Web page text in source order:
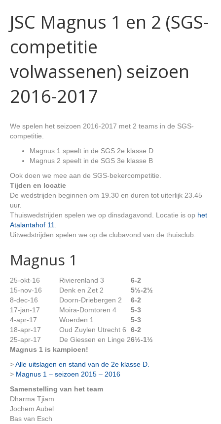
JSC Magnus 1 en 2 (SGS-
competitie
volwassenen) seizoen
2016-2017
We spelen het seizoen 2016-2017 met 2 teams in de SGS-
competitie.
Magnus 1 speelt in de SGS 2e klasse D
Magnus 2 speelt in de SGS 3e klasse B
Ook doen we mee aan de SGS-bekercompetitie.
Tijden en locatie
De wedstrijden beginnen om 19.30 en duren tot uiterlijk 23.45
uur.
Thuiswedstrijden spelen we op dinsdagavond. Locatie is op het
Atalantahof 11
Uitwedstrijden spelen we op de clubavond van de thuisclub.
Magnus 1
25-okt-16 Rivierenland 3
6-2
15-nov-16
Denk en Zet 2
5½-2½
8-dec-16
Doorn-Driebergen 2
6-2
17-jan-17
Moira-Domtoren 4
5-3
4-apr-17
Woerden 1
5-3
18-apr-17
Oud Zuylen Utrecht 6
6-2
25-apr-17
De Giessen en Linge 26½-1½
Magnus 1 is kampioen!
>Alle uitslagen en stand van de 2e klasse D.
> Magnus 1 – seizoen 2015 – 2016
Samenstelling van het team
Dharma Tjiam
Jochem Aubel
Bas van Esch